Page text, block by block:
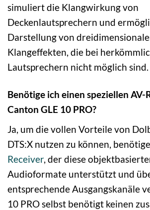
simuliert die Klangwirkung von
Deckenlautsprechern und
Darstellung von
Klangeffekten, die bei
Lautsprechern nicht möglich sind.
Benötige ich einen speziellen
Canton GLE 10 PRO?
Ja, um die vollen Vorteile von
DTS:X nutzen zu können,
Receiver, der diese
Audioformate unterstützt und
entsprechende Ausgangskanäle
10 PRO selbst benötigt keinen